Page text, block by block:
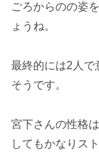
ごろからのの姿
ょうね。
最終的には2人で
そうです。
宮下さんの性格
してもかなりス